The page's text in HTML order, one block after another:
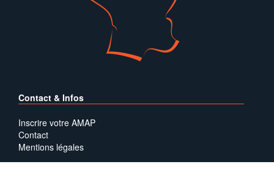
Contact & Infos
Inscrire votre AMAP
Contact
Mentions légales